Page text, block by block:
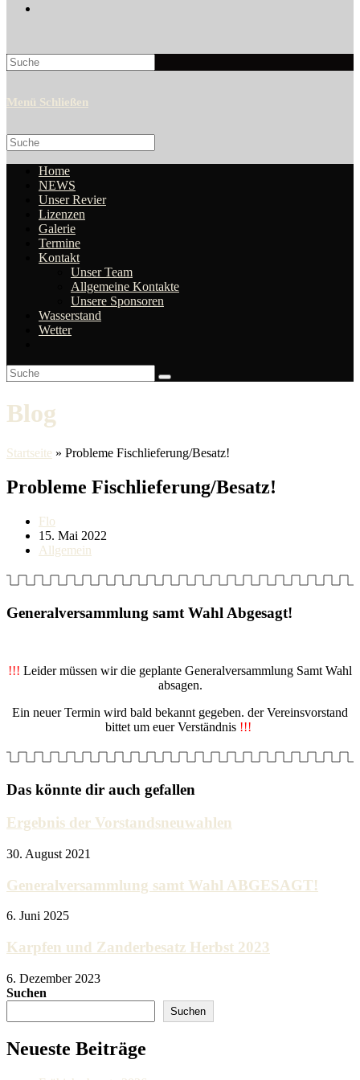
Search
this
Menü Schließen
Search
this
websiteHome
NEWS
Unser Revier
Lizenzen
Galerie
Termine
Kontakt
Unser Team
Allgemeine Kontakte
Unsere Sponsoren
Wasserstand
Wetter
Blog
Startseite » Probleme Fischlieferung/Besatz!
Probleme Fischlieferung/Besatz!
Beitrags-
Autor:
Flo
Beitrag
veröffentlicht:
15. Mai 2022
Beitrags-
Allgemein
Generalversammlung samt Wahl Abgesagt!
!!! Leider müssen wir die geplante Generalversammlung Samt Wahl
absagen.
Ein neuer Termin wird bald bekannt gegeben. der Vereinsvorstand
bittet um euer Verständnis !!!
Das könnte dir auch gefallen
Ergebnis der Vorstandsneuwahlen
30. August 2021
Generalversammlung samt Wahl ABGESAGT!
6. Juni 2025
Karpfen und Zanderbesatz Herbst 2023
6. Dezember 2023
Suchen
Suchen
Neueste Beiträge